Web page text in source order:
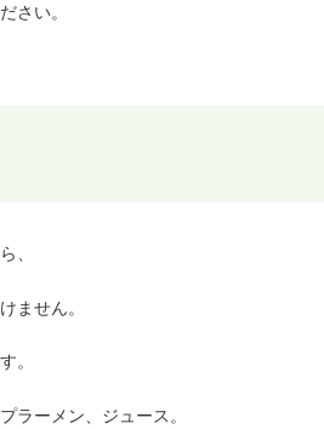
さい。
、
ません。
。
ラーメン、ジュース。